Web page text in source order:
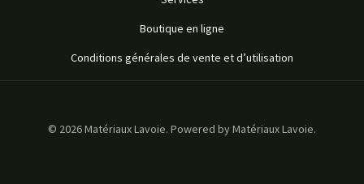
Boutique en ligne
Conditions générales de vente et d’utilisation
© 2026 Matériaux Lavoie. Powered by Matériaux Lavoie.